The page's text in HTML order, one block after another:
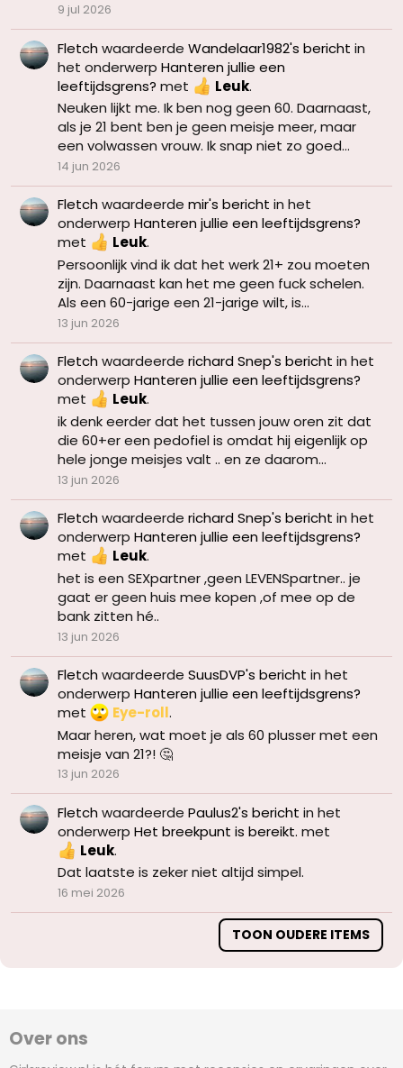
9 jul 2026
Fletch waardeerde Wandelaar1982's bericht in
het onderwerp Hanteren jullie een
leeftijdsgrens? met Leuk.
Neuken lijkt me. Ik ben nog geen 60. Daarnaast,
als je 21 bent ben je geen meisje meer, maar
een volwassen vrouw. Ik snap niet zo goed...
14 jun 2026
Fletch waardeerde mir's bericht in het
onderwerp Hanteren jullie een leeftijdsgrens?
met
Leuk.
Persoonlijk vind ik dat het werk 21+ zou moeten
zijn. Daarnaast kan het me geen fuck schelen.
Als een 60-jarige een 21-jarige wilt, is...
13 jun 2026
Fletch waardeerde richard Snep's bericht in het
onderwerp Hanteren jullie een leeftijdsgrens?
met
Leuk.
ik denk eerder dat het tussen jouw oren zit dat
die 60+er een pedofiel is omdat hij eigenlijk op
hele jonge meisjes valt .. en ze daarom...
13 jun 2026
Fletch waardeerde richard Snep's bericht in het
onderwerp Hanteren jullie een leeftijdsgrens?
met
Leuk.
het is een SEXpartner ,geen LEVENSpartner.. je
gaat er geen huis mee kopen ,of mee op de
bank zitten hé..
13 jun 2026
Fletch waardeerde SuusDVP's bericht in het
onderwerp Hanteren jullie een leeftijdsgrens?
met
Eye-roll.
Maar heren, wat moet je als 60 plusser met een
meisje van 21?! 🤔
13 jun 2026
Fletch waardeerde Paulus2's bericht in het
onderwerp Het breekpunt is bereikt. met
Leuk.
Dat laatste is zeker niet altijd simpel.
16 mei 2026
TOON OUDERE ITEMS
Over ons